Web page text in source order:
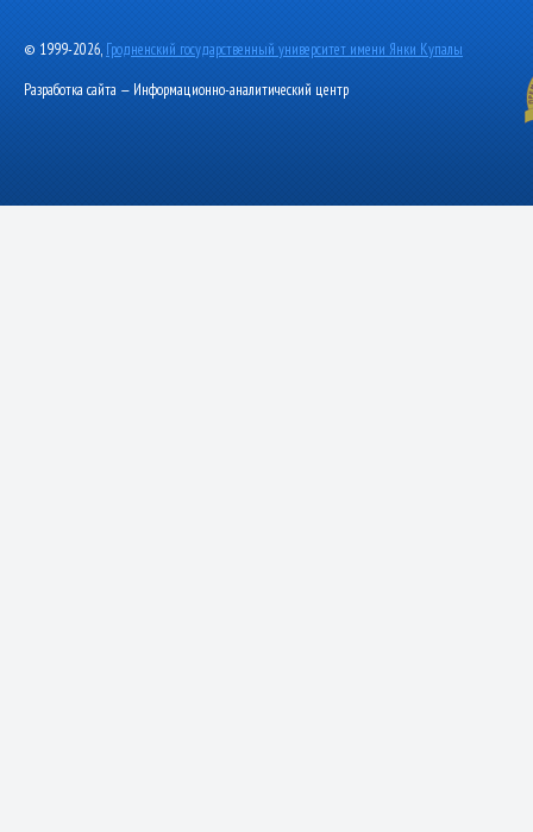
© 1999-2026, Гродненский государственный университет имени Янки Купалы
Разработка сайта — Информационно-аналитический центр